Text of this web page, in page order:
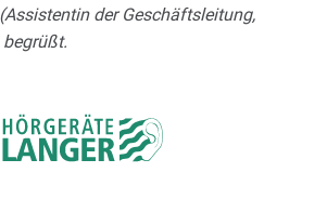
der Geschäftsleitung,